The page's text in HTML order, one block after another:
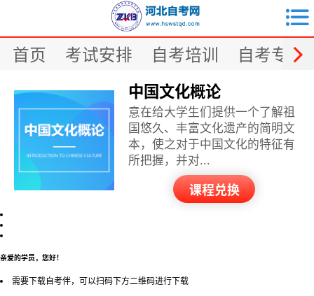

首页 考试安排 自考培训 自考专业

中国文化概论
意在给大学生们提供一个了解祖
国悠久、丰富文化遗产的简明文
本，使之对于中国文化的特征有
所把握，并对...
课程兑换
亲爱的学员，您好！
需要下载自考伴，可以扫码下方二维码进行下载